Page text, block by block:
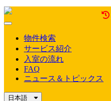
Mobile
物件検索
サービス紹介
入室の流れ
FAQ
ニュース＆トピックス
日本語